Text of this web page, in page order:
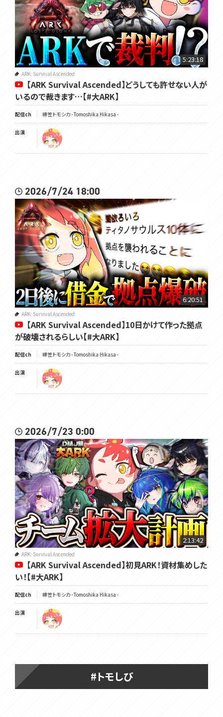
5:23:18
ARK: Survival Ascended
【ARK Survival Ascended】どうしても許せない人が
いるので裁きます…【#大ARK】
配信ch 緋笠トモシカ - Tomoshika Hikasa -
出演
2026/7/24 18:00
6:20:51
ARK: Survival Ascended
【ARK Survival Ascended】10日かけて作った拠点
が破壊されるらしい【#大ARK】
配信ch 緋笠トモシカ - Tomoshika Hikasa -
出演
2026/7/23 0:00
2:13:42
ARK: Survival Ascended
【ARK Survival Ascended】初見ARK！資材集めした
い！【#大ARK】
配信ch 緋笠トモシカ - Tomoshika Hikasa -
出演
#トモしび